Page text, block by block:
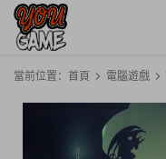
當前位置： 首頁 電腦遊戲